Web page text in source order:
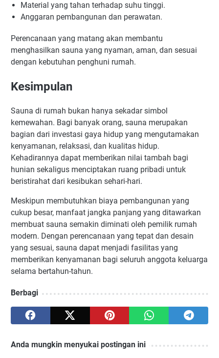
Material yang tahan terhadap suhu tinggi.
Anggaran pembangunan dan perawatan.
Perencanaan yang matang akan membantu
menghasilkan sauna yang nyaman, aman, dan sesuai
dengan kebutuhan penghuni rumah.
Kesimpulan
Sauna di rumah bukan hanya sekadar simbol
kemewahan. Bagi banyak orang, sauna merupakan
bagian dari investasi gaya hidup yang mengutamakan
kenyamanan, relaksasi, dan kualitas hidup.
Kehadirannya dapat memberikan nilai tambah bagi
hunian sekaligus menciptakan ruang pribadi untuk
beristirahat dari kesibukan sehari-hari.
Meskipun membutuhkan biaya pembangunan yang
cukup besar, manfaat jangka panjang yang ditawarkan
membuat sauna semakin diminati oleh pemilik rumah
modern. Dengan perencanaan yang tepat dan desain
yang sesuai, sauna dapat menjadi fasilitas yang
memberikan kenyamanan bagi seluruh anggota keluarga
selama bertahun-tahun.
Berbagi
Anda mungkin menyukai postingan ini